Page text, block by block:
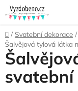
Přejít
na
obsah
Domů
/ Svatební dekorace /
Šalvějová tylová látka
svatební